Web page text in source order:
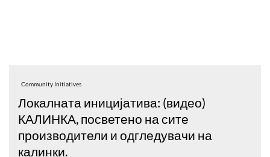
Community Initiatives
Локалната иницијатива: (видео)
КАЛИНКА, посветено на сите
производители и одгледувачи на
калинки.